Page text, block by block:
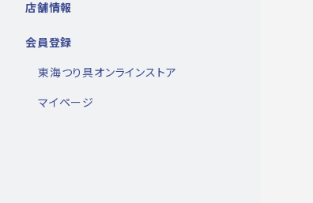
店舗情報
会員登録
東海つり具オンラインストア
マイページ